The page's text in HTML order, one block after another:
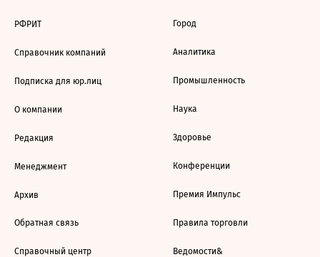
РФРИТ
Справочник компаний
Подписка для юр.лиц
О компании
Редакция
Менеджмент
Архив
Обратная связь
Справочный центр
Город
Аналитика
Промышленность
Наука
Здоровье
Конференции
Премия Импульс
Правила торговли
Ведомости&